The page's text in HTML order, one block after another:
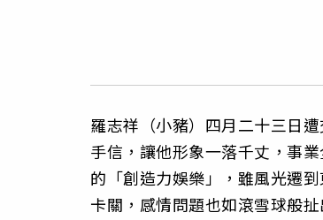
羅志祥（小豬）四月二十三日
手信，讓他形象一落千丈，事
的「創造力娛樂」，雖風光遷
卡關，感情問題也如滾雪球般扯